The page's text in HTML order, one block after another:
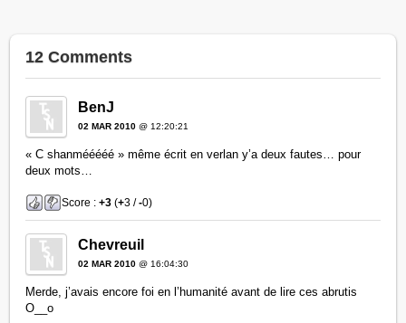
12 Comments
BenJ
02 MAR 2010 @ 12:20:21
« C shanmééééé » même écrit en verlan y’a deux fautes… pour
deux mots…
Score :+3 (+3 /-0)
Chevreuil
02 MAR 2010 @ 16:04:30
Merde, j’avais encore foi en l’humanité avant de lire ces abrutis
O__o